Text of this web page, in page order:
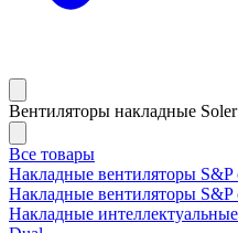
Вентиляторы накладные
Все товары
Накладные вентиляторы S&P
Накладные вентиляторы S&P
Накладные